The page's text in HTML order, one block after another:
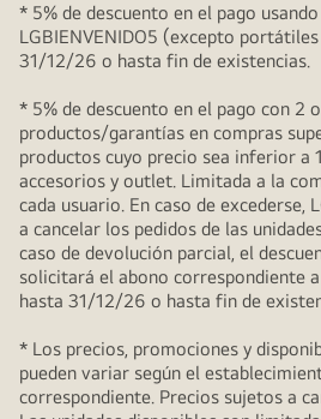
* 5% de descuento en el pago
LGBIENVENIDO5 (excepto
31/12/26 o hasta fin de existencias.
* 5% de descuento en el pago con 2
productos/garantías en compras
productos cuyo precio sea inferior a
accesorios y outlet. Limitada a la
cada usuario. En caso de excederse,
a cancelar los pedidos de las
caso de devolución parcial, el
solicitará el abono correspondiente
hasta 31/12/26 o hasta fin de
* Los precios, promociones y
pueden variar según el
correspondiente. Precios sujetos a